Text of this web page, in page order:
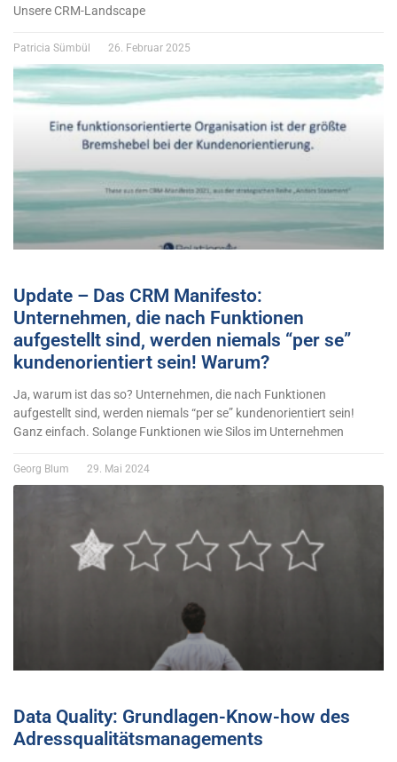
Unsere CRM-Landscape
Patricia Sümbül 26. Februar 2025
Update – Das CRM Manifesto:
Unternehmen, die nach Funktionen
aufgestellt sind, werden niemals “per se”
kundenorientiert sein! Warum?
Ja, warum ist das so? Unternehmen, die nach Funktionen
aufgestellt sind, werden niemals “per se” kundenorientiert sein!
Ganz einfach. Solange Funktionen wie Silos im Unternehmen
Georg Blum 29. Mai 2024
Data Quality: Grundlagen-Know-how des
Adressqualitätsmanagements